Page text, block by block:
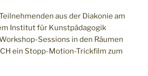
aus der Diakonie am
Institut für Kunstpädagogik
Sessions in den Räumen
ein Stopp-Motion-Trickfilm zum